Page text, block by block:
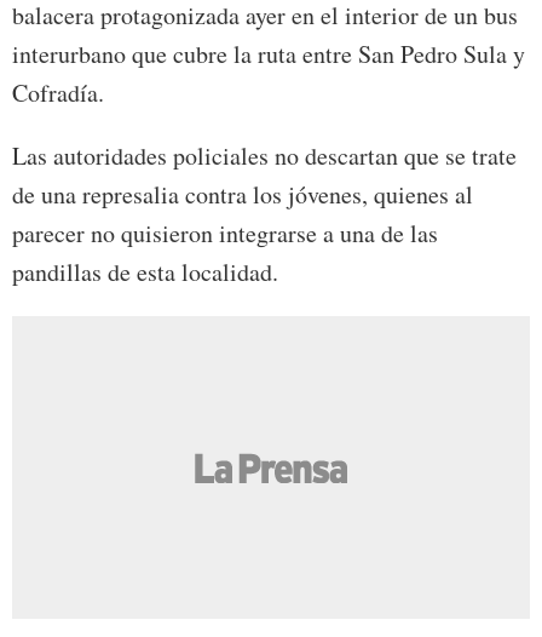
balacera protagonizada ayer en el interior de un bus
interurbano que cubre la ruta entre San Pedro Sula y
Cofradía.
Las autoridades policiales no descartan que se trate
de una represalia contra los jóvenes, quienes al
parecer no quisieron integrarse a una de las
pandillas de esta localidad.